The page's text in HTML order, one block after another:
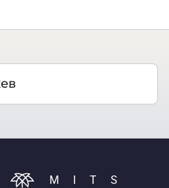
MITS